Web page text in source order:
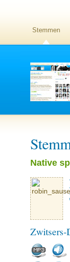
Stemmen
Native
Zwitsers-